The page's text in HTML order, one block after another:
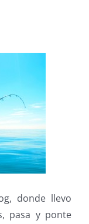
donde llevo
pasa y ponte